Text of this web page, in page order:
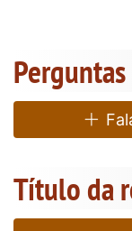
Perguntas
Título da